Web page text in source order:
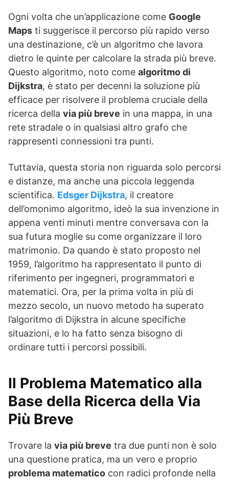
Ogni volta che un’applicazione come Google
Maps ti suggerisce il percorso più rapido verso
una destinazione, c’è un algoritmo che lavora
dietro le quinte per calcolare la strada più breve.
Questo algoritmo, noto come algoritmo di
Dijkstra, è stato per decenni la soluzione più
efficace per risolvere il problema cruciale della
ricerca della via più breve in una mappa, in una
rete stradale o in qualsiasi altro grafo che
rappresenti connessioni tra punti.
Tuttavia, questa storia non riguarda solo percorsi
e distanze, ma anche una piccola leggenda
scientifica. Edsger Dijkstra, il creatore
dell’omonimo algoritmo, ideò la sua invenzione in
appena venti minuti mentre conversava con la
sua futura moglie su come organizzare il loro
matrimonio. Da quando è stato proposto nel
1959, l’algoritmo ha rappresentato il punto di
riferimento per ingegneri, programmatori e
matematici. Ora, per la prima volta in più di
mezzo secolo, un nuovo metodo ha superato
l’algoritmo di Dijkstra in alcune specifiche
situazioni, e lo ha fatto senza bisogno di
ordinare tutti i percorsi possibili.
Il Problema Matematico alla
Base della Ricerca della Via
Più Breve
Trovare la via più breve tra due punti non è solo
una questione pratica, ma un vero e proprio
problema matematico con radici profonde nella